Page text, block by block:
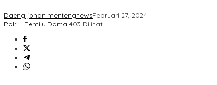
Daeng johan mentengnewsFebruari 27, 2024
Polri - Pemilu Damai403 Dilihat